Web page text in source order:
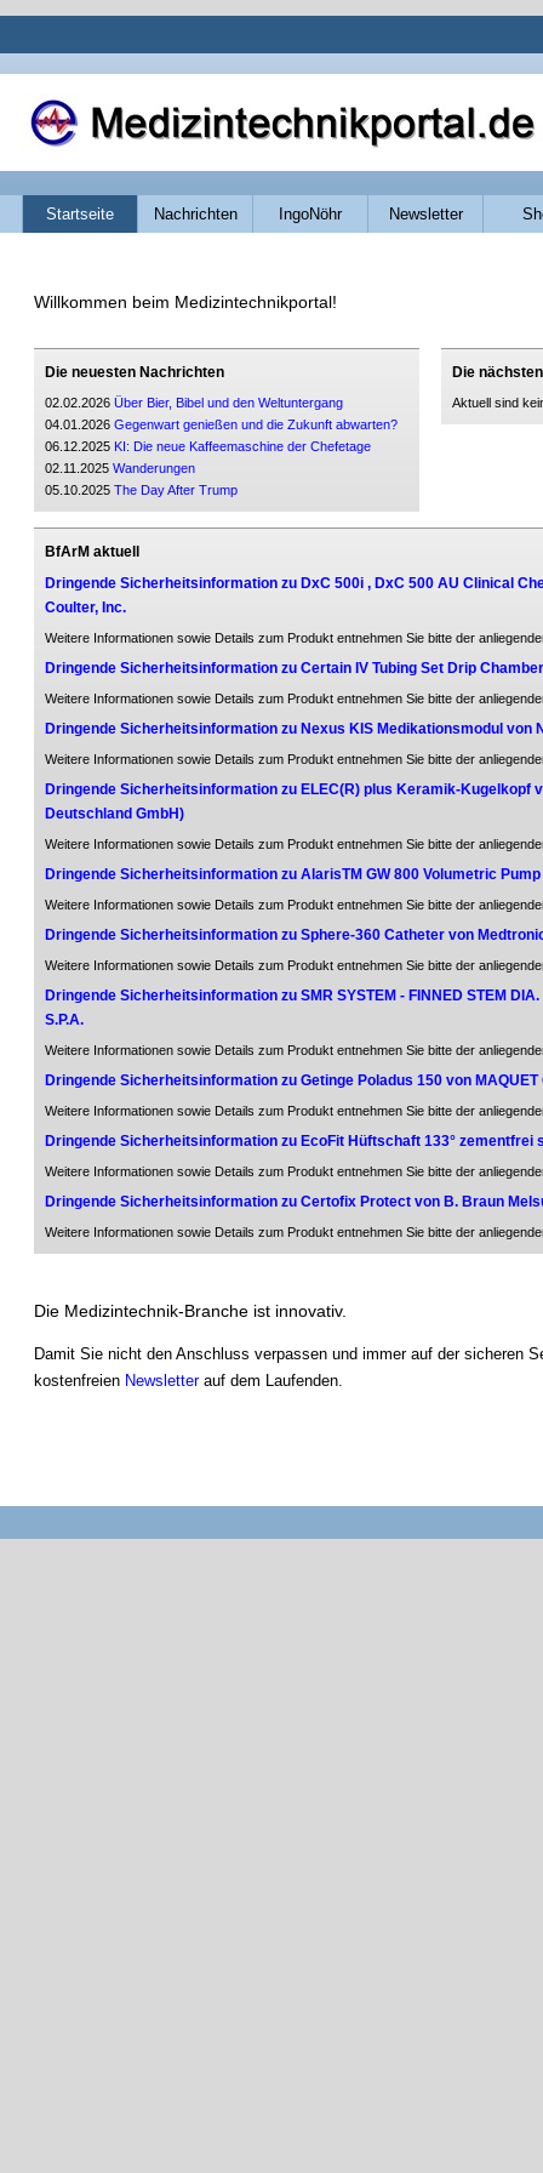
Navigation
überspringen
Startseite Nachrichten IngoNöhr Newsletter
Willkommen beim Medizintechnikportal!
Die neuesten Nachrichten
02.02.2026 Über Bier, Bibel und den Weltuntergang
04.01.2026 Gegenwart genießen und die Zukunft abwarten?
06.12.2025 KI: Die neue Kaffeemaschine der Chefetage
02.11.2025 Wanderungen
05.10.2025 The Day After Trump
Die
Aktuell sind
BfArM aktuell
Dringende Sicherheitsinformation zu DxC 500i , DxC 500 AU Clinical
Coulter, Inc.
Weitere Informationen sowie Details zum Produkt entnehmen Sie bitte der
Dringende Sicherheitsinformation zu Certain IV Tubing Set Drip
Weitere Informationen sowie Details zum Produkt entnehmen Sie bitte der
Dringende Sicherheitsinformation zu Nexus KIS Medikationsmodul von
Weitere Informationen sowie Details zum Produkt entnehmen Sie bitte der
Dringende Sicherheitsinformation zu ELEC(R) plus Keramik-Kugelkopf
Deutschland GmbH)
Weitere Informationen sowie Details zum Produkt entnehmen Sie bitte der
Dringende Sicherheitsinformation zu AlarisTM GW 800 Volumetric
Weitere Informationen sowie Details zum Produkt entnehmen Sie bitte der
Dringende Sicherheitsinformation zu Sphere-360 Catheter von
Weitere Informationen sowie Details zum Produkt entnehmen Sie bitte der
Dringende Sicherheitsinformation zu SMR SYSTEM - FINNED STEM
S.P.A.
Weitere Informationen sowie Details zum Produkt entnehmen Sie bitte der
Dringende Sicherheitsinformation zu Getinge Poladus 150 von MAQUET
Weitere Informationen sowie Details zum Produkt entnehmen Sie bitte der
Dringende Sicherheitsinformation zu EcoFit Hüftschaft 133° zementfrei
Weitere Informationen sowie Details zum Produkt entnehmen Sie bitte der
Dringende Sicherheitsinformation zu Certofix Protect von B. Braun
Weitere Informationen sowie Details zum Produkt entnehmen Sie bitte der
Die Medizintechnik-Branche ist innovativ.
Damit Sie nicht den Anschluss verpassen und immer auf der sicheren
kostenfreien Newsletterauf dem Laufenden.